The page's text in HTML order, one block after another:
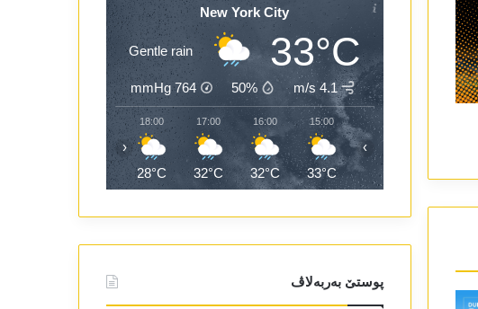
New York City
33°C
Gentle rain
4.1 m/s
50%
764
mmHg
15:00
33°C
16:00
32°C
17:00
32°C
18:00
28°C
26°C
‹ ›
پوستێ بەربەلاڤ